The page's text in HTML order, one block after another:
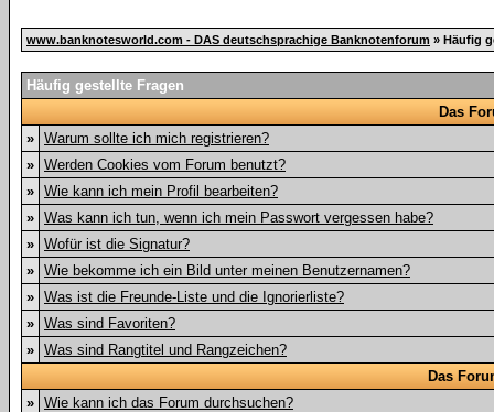
www.banknotesworld.com - DAS deutschsprachige Banknotenforum » Häufig
Häufig gestellte Fragen
Das
» Warum sollte ich mich registrieren?
» Werden Cookies vom Forum benutzt?
» Wie kann ich mein Profil bearbeiten?
» Was kann ich tun, wenn ich mein Passwort vergessen habe?
» Wofür ist die Signatur?
» Wie bekomme ich ein Bild unter meinen Benutzernamen?
» Was ist die Freunde-Liste und die Ignorierliste?
» Was sind Favoriten?
» Was sind Rangtitel und Rangzeichen?
Das
» Wie kann ich das Forum durchsuchen?